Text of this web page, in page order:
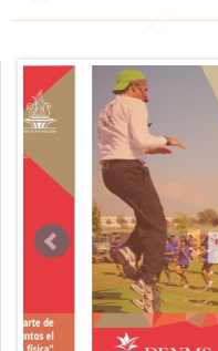
Servicios
Difusión
Contacto